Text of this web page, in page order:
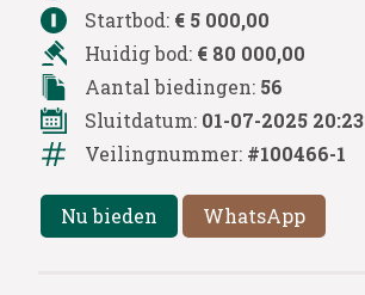
Startbod: € 5 000,00
Huidig bod: € 80 000,00
Aantal biedingen: 56
Sluitdatum: 01-07-2025 20:23
Veilingnummer: #100466-1
Nu bieden WhatsApp